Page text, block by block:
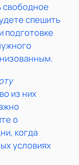
свободное
спешить
подготовке
из них
о
когда
условиях